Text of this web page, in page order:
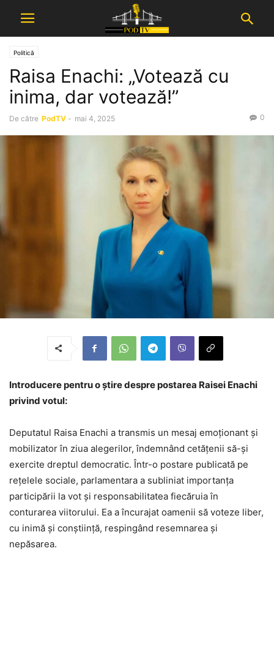
Politică
Raisa Enachi: „Votează cu
inima, dar votează!”
De către PodTV - mai 4, 2025 0
Introducere pentru o știre despre postarea Raisei Enachi
privind votul:
Deputatul Raisa Enachi a transmis un mesaj emoționant și
mobilizator în ziua alegerilor, îndemnând cetățenii să-și
exercite dreptul democratic. Într-o postare publicată pe
rețelele sociale, parlamentara a subliniat importanța
participării la vot și responsabilitatea fiecăruia în
conturarea viitorului. Ea a încurajat oamenii să voteze liber,
cu inimă și conștiință, respingând resemnarea și
nepăsarea.